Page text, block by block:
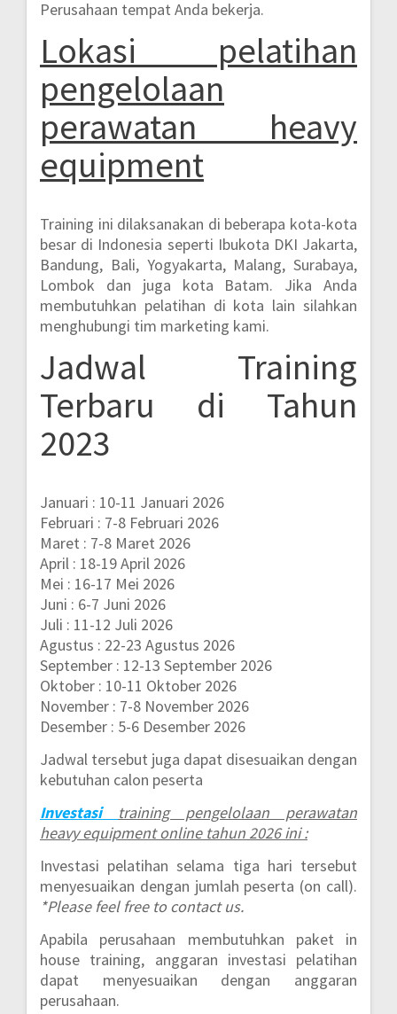
Perusahaan tempat Anda bekerja.
Lokasi pelatihan
pengelolaan
perawatan heavy
equipment
Training ini dilaksanakan di beberapa kota-kota
besar di Indonesia seperti Ibukota DKI Jakarta,
Bandung, Bali, Yogyakarta, Malang, Surabaya,
Lombok dan juga kota Batam. Jika Anda
membutuhkan pelatihan di kota lain silahkan
menghubungi tim marketing kami.
Jadwal Training
Terbaru di Tahun
2023
Januari : 10-11 Januari 2026
Februari : 7-8 Februari 2026
Maret : 7-8 Maret 2026
April : 18-19 April 2026
Mei : 16-17 Mei 2026
Juni : 6-7 Juni 2026
Juli : 11-12 Juli 2026
Agustus : 22-23 Agustus 2026
September : 12-13 September 2026
Oktober : 10-11 Oktober 2026
November : 7-8 November 2026
Desember : 5-6 Desember 2026
Jadwal tersebut juga dapat disesuaikan dengan
kebutuhan calon peserta
Investasi
training pengelolaan perawatan
heavy equipment online tahun 2026 ini :
Investasi pelatihan selama tiga hari tersebut
menyesuaikan dengan jumlah peserta (on call).
*Please feel free to contact us.
Apabila perusahaan membutuhkan paket in
house training, anggaran investasi pelatihan
dapat menyesuaikan dengan anggaran
perusahaan.